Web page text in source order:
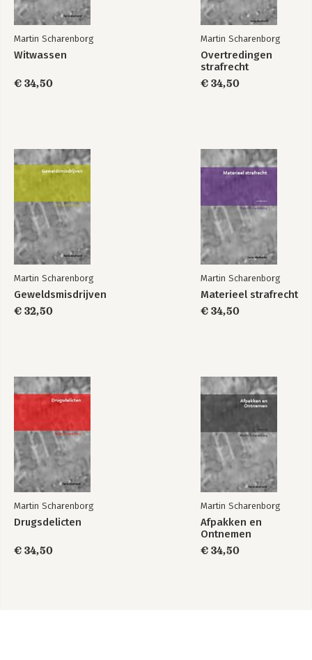
Bewijs in het
strafrecht
uitdrukkingen 450
Overzicht boekenreeks 573
Martin Scharenborg
Witwassen
€ 34,50
Martin Scharenborg
Overtredingen
strafrecht
€ 34,50
Martin Scharenborg
Geweldsmisdrijven
€ 32,50
Martin Scharenborg
Materieel strafrecht
€ 34,50
Martin Scharenborg
Drugsdelicten
€ 34,50
Martin Scharenborg
Afpakken en
Ontnemen
€ 34,50